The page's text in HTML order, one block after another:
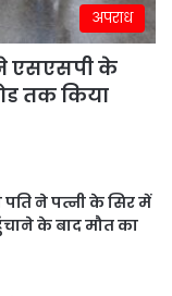
अपराध
ने एसएसपी के
तक किया
ने पत्नी के सिर में
के बाद मौत का